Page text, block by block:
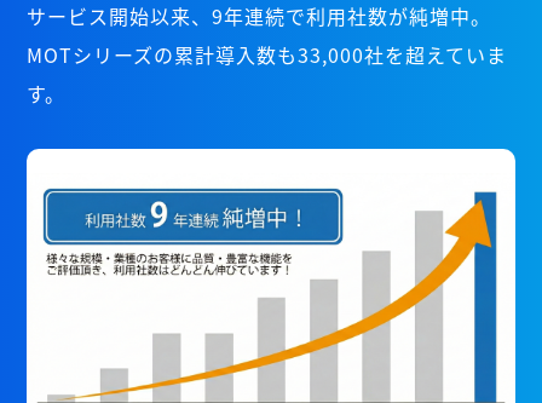
サービス開始以来、9年連続で利用社数が純増中。
MOTシリーズの累計導入数も33,000社を超えていま
す。